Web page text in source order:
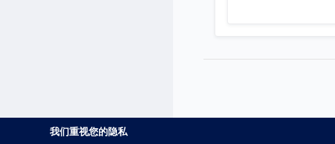
我们重视您的隐私